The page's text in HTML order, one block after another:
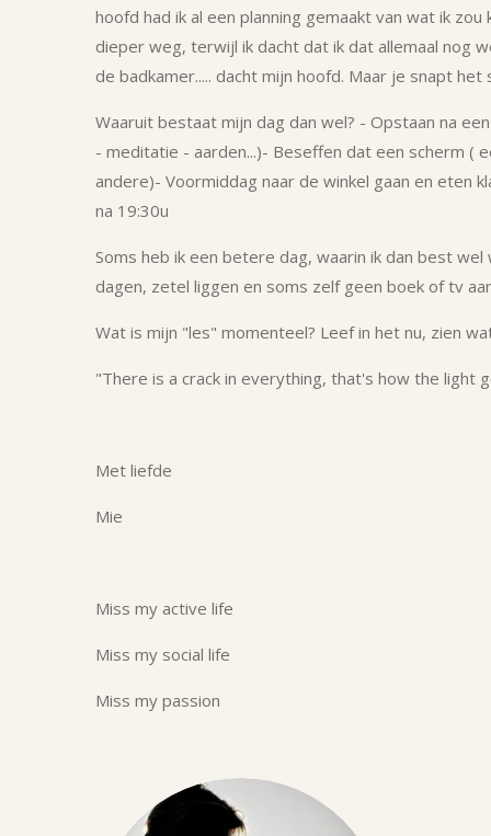
hoofd had ik al een planning gemaakt van wat ik zou
dieper weg, terwijl ik dacht dat ik dat allemaal nog
de badkamer..... dacht mijn hoofd. Maar je snapt
Waaruit bestaat mijn dag dan wel? - Opstaan na
- meditatie - aarden...)- Beseffen dat een scherm (
andere)- Voormiddag naar de winkel gaan en eten
na 19:30u
Soms heb ik een betere dag, waarin ik dan best
dagen, zetel liggen en soms zelf geen boek of tv
Wat is mijn "les" momenteel? Leef in het nu, zien
"There is a crack in everything, that's how the light
Met liefde
Mie
Miss my active life
Miss my social life
Miss my passion